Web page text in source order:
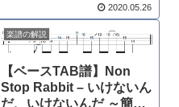
2020.05.26
楽譜の解説
【ベースTAB譜】Non
Stop Rabbit – いけないん
だ、いけないんだ ～簡単